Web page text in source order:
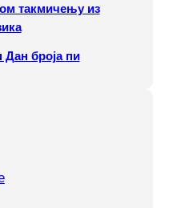
такмичењу из
броја пи